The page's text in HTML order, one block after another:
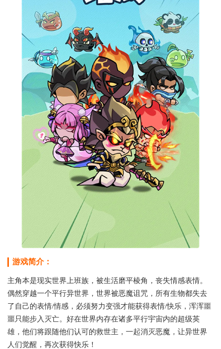
游戏简介：
主角本是现实世界上班族，被生活磨平棱角，丧失情感表情。
偶然穿越一个平行异世界，世界被恶魔诅咒，所有生物都失去
了自己的表情/情感，必须努力变强才能获得表情/快乐，浑浑噩
噩只能步入灭亡。好在世界内存在诸多平行宇宙内的超级英
雄，他们将跟随他们认可的救世主，一起消灭恶魔，让异世界
人们觉醒，再次获得快乐！